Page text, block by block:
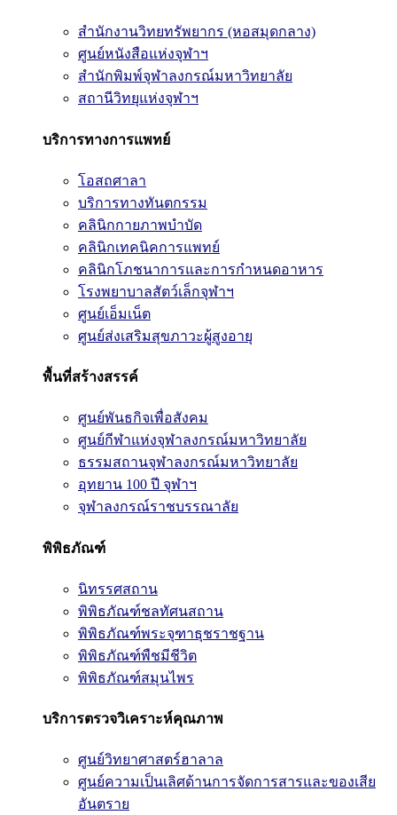
สำนักงานวิทยทรัพยากร (หอสมุดกลาง)
ศูนย์หนังสือแห่งจุฬาฯ
สำนักพิมพ์จุฬาลงกรณ์มหาวิทยาลัย
สถานีวิทยุแห่งจุฬาฯ
บริการทางการแพทย์
โอสถศาลา
บริการทางทันตกรรม
คลินิกกายภาพบำบัด
คลินิกเทคนิคการแพทย์
คลินิกโภชนาการและการกำหนดอาหาร
โรงพยาบาลสัตว์เล็กจุฬาฯ
ศูนย์เอ็มเน็ต
ศูนย์ส่งเสริมสุขภาวะผู้สูงอายุ
พื้นที่สร้างสรรค์
ศูนย์พันธกิจเพื่อสังคม
ศูนย์กีฬาแห่งจุฬาลงกรณ์มหาวิทยาลัย
ธรรมสถานจุฬาลงกรณ์มหาวิทยาลัย
อุทยาน 100 ปี จุฬาฯ
จุฬาลงกรณ์ราชบรรณาลัย
พิพิธภัณฑ์
นิทรรศสถาน
พิพิธภัณฑ์ชลทัศนสถาน
พิพิธภัณฑ์พระจุฑาธุชราชฐาน
พิพิธภัณฑ์พืชมีชีวิต
พิพิธภัณฑ์สมุนไพร
บริการตรวจวิเคราะห์คุณภาพ
ศูนย์วิทยาศาสตร์ฮาลาล
ศูนย์ความเป็นเลิศด้านการจัดการสารและของเสีย
อันตราย